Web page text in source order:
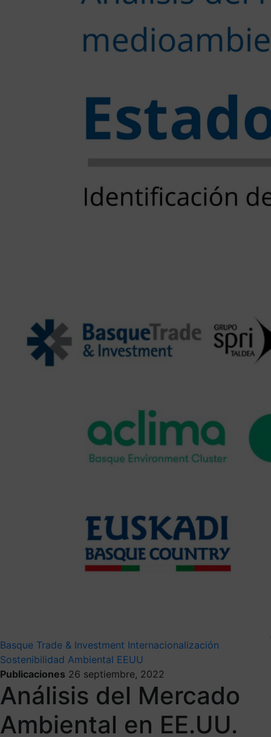
Basque Trade & Investment Internacionalización
Sostenibilidad Ambiental EEUU
Publicaciones 26 septiembre, 2022
Análisis del Mercado
Ambiental en EE.UU.